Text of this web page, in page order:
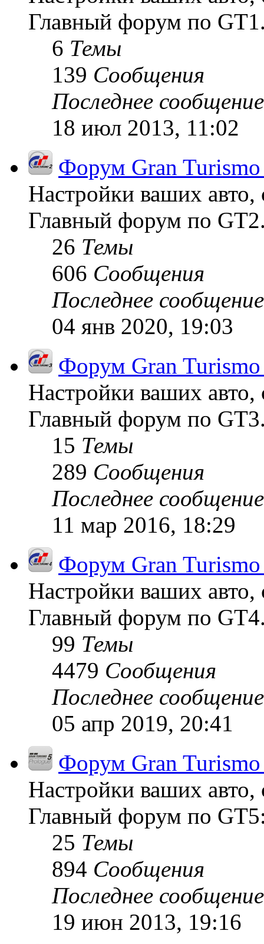
Главный форум по
6 Темы
139 Сообщения
Последнее сообщение
18 июл 2013, 11:02
Форум Gran
Настройки ваших авто,
Главный форум по
26 Темы
606 Сообщения
Последнее сообщение
04 янв 2020, 19:03
Форум Gran
Настройки ваших авто,
Главный форум по
15 Темы
289 Сообщения
Последнее сообщение
11 мар 2016, 18:29
Форум Gran
Настройки ваших авто,
Главный форум по
99 Темы
4479 Сообщения
Последнее сообщение
05 апр 2019, 20:41
Форум Gran
Настройки ваших авто,
Главный форум по
25 Темы
894 Сообщения
Последнее сообщение
19 июн 2013, 19:16